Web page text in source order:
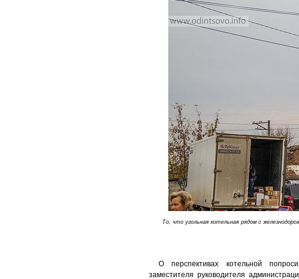
То, что угольная котельная рядом с
О перспективах котельной
заместителя руководителя